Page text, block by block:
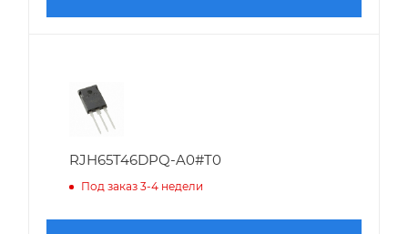
RJH65T46DPQ-A0#T0
Под заказ 3-4 недели